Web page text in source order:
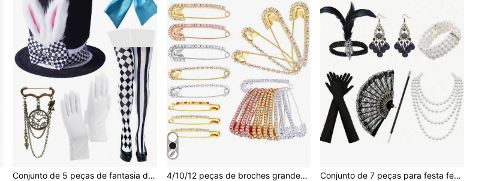
Conjunto de 5 peças de fantasia de coelho branco, orelhas de coelho, cartola, conjunto de chapéu maluco, adequado para acessórios de fantasia de Páscoa e Halloween
4/10/12 peças de broches grandes de com strass, alfinetes decorativos de estilo fácil para vestuário, saias, camisolas, lenços, lapelas, chapéus e acessórios escolares
Conjunto de 7 peças para festa feminina estilo anos 20: maquiagem elegante e sexy no estilo melindrosa, incluindo tiara de penas, brincos, luvas, pulseira, piteira e leque de renda. Ideal para o Halloween.